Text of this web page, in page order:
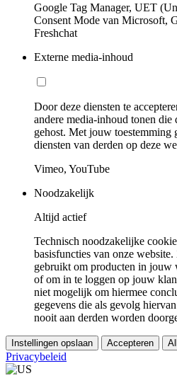
Google Tag Manager, UET
Consent Mode van Microsoft,
Freshchat
Externe media-inhoud
Door deze diensten te
andere media-inhoud tonen
gehost. Met jouw toestemming
diensten van derden op deze
Vimeo, YouTube
Noodzakelijk
Altijd actief
Technisch noodzakelijke
basisfuncties van onze
gebruikt om producten in jouw
of om in te loggen op jouw
niet mogelijk om hiermee
gegevens die als gevolg
nooit aan derden worden
Instellingen opslaan Accepteren
Privacybeleid